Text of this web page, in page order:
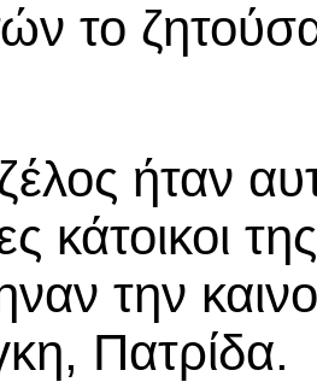
το
ήταν
κάτοικοι
την
Πατρίδα.